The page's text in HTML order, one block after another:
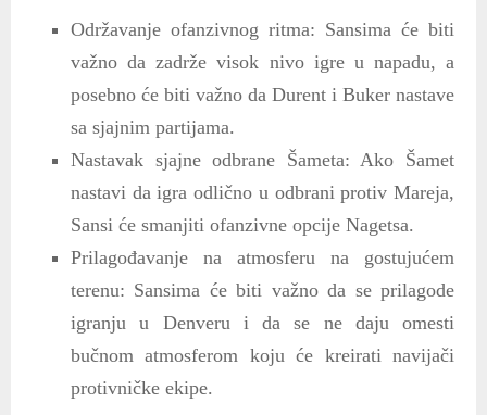
Održavanje ofanzivnog ritma: Sansima će biti
važno da zadrže visok nivo igre u napadu, a
posebno će biti važno da Durent i Buker nastave
sa sjajnim partijama.
Nastavak sjajne odbrane Šameta: Ako Šamet
nastavi da igra odlično u odbrani protiv Mareja,
Sansi će smanjiti ofanzivne opcije Nagetsa.
Prilagođavanje na atmosferu na gostujućem
terenu: Sansima će biti važno da se prilagode
igranju u Denveru i da se ne daju omesti
bučnom atmosferom koju će kreirati navijači
protivničke ekipe.